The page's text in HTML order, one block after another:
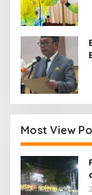
Most View